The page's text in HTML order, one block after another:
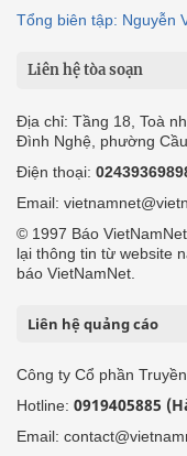
Tổng biên tập: Nguyễn
Liên hệ tòa soạn
Địa chỉ: Tầng 18, Toà
Đình Nghệ, phường Cầu
Điện thoại:
Email:
© 1997 Báo
lại thông tin từ website
báo VietNamNet.
Liên hệ quảng cáo
Công ty Cổ phần
Hotline: 0919405885
Email: